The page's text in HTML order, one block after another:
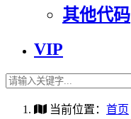
其他代码
VIP
当前位置： 首页